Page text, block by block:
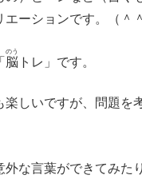
ーションです。（＾＾
脳
のう
トレ」です。
楽しいですが、問題を
外な言葉ができてみた